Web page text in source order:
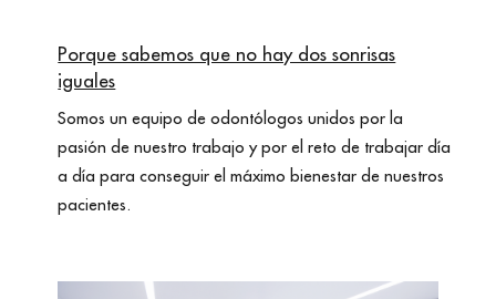
Porque sabemos que no hay dos sonrisas
iguales
Somos un equipo de odontólogos unidos por la
pasión de nuestro trabajo y por el reto de trabajar día
a día para conseguir el máximo bienestar de nuestros
pacientes.